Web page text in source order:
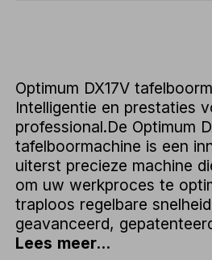
Optimum DX17V
Intelligentie en prestaties
professional.De Optimum
tafelboormachine is een
uiterst precieze machine
om uw werkproces te
traploos regelbare
geavanceerd,
Lees meer...